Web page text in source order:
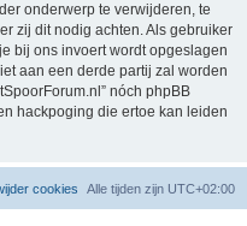
onderwerp te verwijderen, te
zij dit nodig achten. Als gebruiker
bij ons invoert wordt opgeslagen
aan een derde partij zal worden
nóch phpBB
hackpoging die ertoe kan leiden
Alle tijden zijn UTC+02:00
cookies